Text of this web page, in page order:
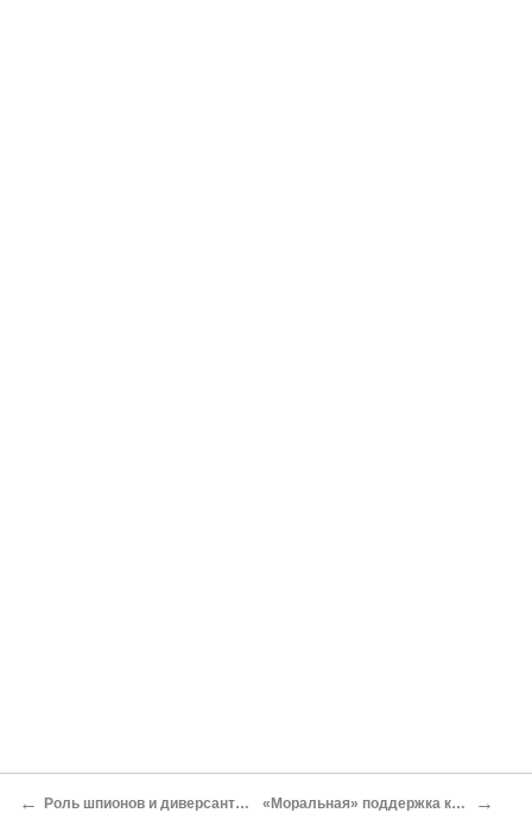
← Роль шпионов и диверсантов в подготовке контрреволюции «Моральная» поддержка контрреволюции империалистами →